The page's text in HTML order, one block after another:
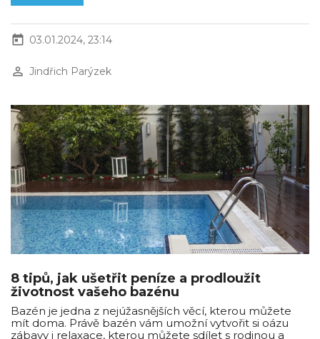
today 03.01.2024, 23:14
perm_identity Jindřich Parýzek
8 tipů, jak ušetřit peníze a prodloužit
životnost vašeho bazénu
Bazén je jedna z nejúžasnějších věcí, kterou můžete
mít doma. Právě bazén vám umožní vytvořit si oázu
zábavy i relaxace, kterou můžete sdílet s rodinou a